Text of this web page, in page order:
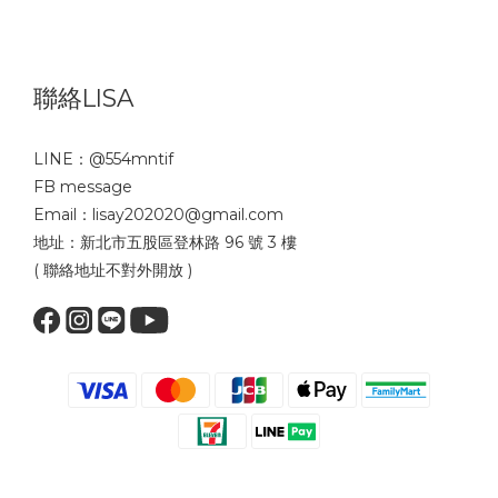
聯絡LISA
LINE： @554mntif
FB message
Email：lisay202020@gmail.com
地址：新北市五股區登林路 96 號 3 樓
( 聯絡地址不對外開放 )